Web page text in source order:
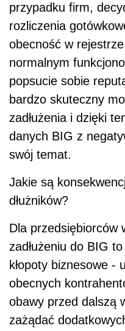
przypadku firm,
rozliczenia
obecność w
normalnym
popsucie sobie
bardzo skuteczny
zadłużenia i dzięki
danych BIG z
swój temat.
Jakie są
dłużników?
Dla przedsiębiorców
zadłużeniu do BIG
kłopoty biznesowe -
obecnych
obawy przed dalszą
zażądać